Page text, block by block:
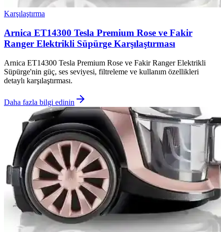
Karşılaştırma
Arnica ET14300 Tesla Premium Rose ve Fakir
Ranger Elektrikli Süpürge Karşılaştırması
Arnica ET14300 Tesla Premium Rose ve Fakir Ranger Elektrikli
Süpürge'nin güç, ses seviyesi, filtreleme ve kullanım özellikleri
detaylı karşılaştırması.
Daha fazla bilgi edinin